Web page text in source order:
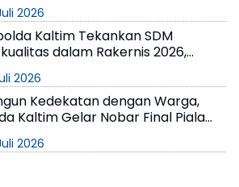
2026
Kaltim Tekankan SDM
dalam Rakernis 2026,
2026
Kedekatan dengan Warga,
Kaltim Gelar Nobar Final Piala
2026